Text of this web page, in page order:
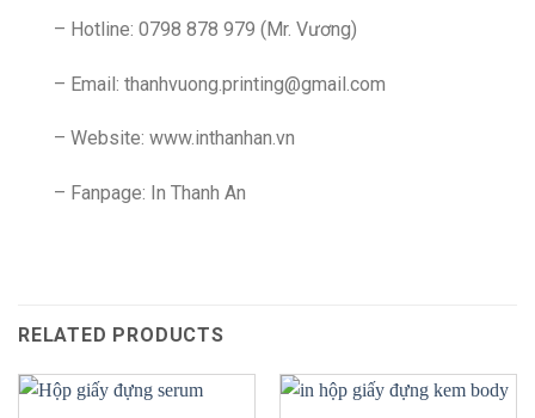
– Hotline: 0798 878 979 (Mr. Vương)
– Email: thanhvuong.printing@gmail.com
– Website: www.inthanhan.vn
– Fanpage: In Thanh An
RELATED PRODUCTS